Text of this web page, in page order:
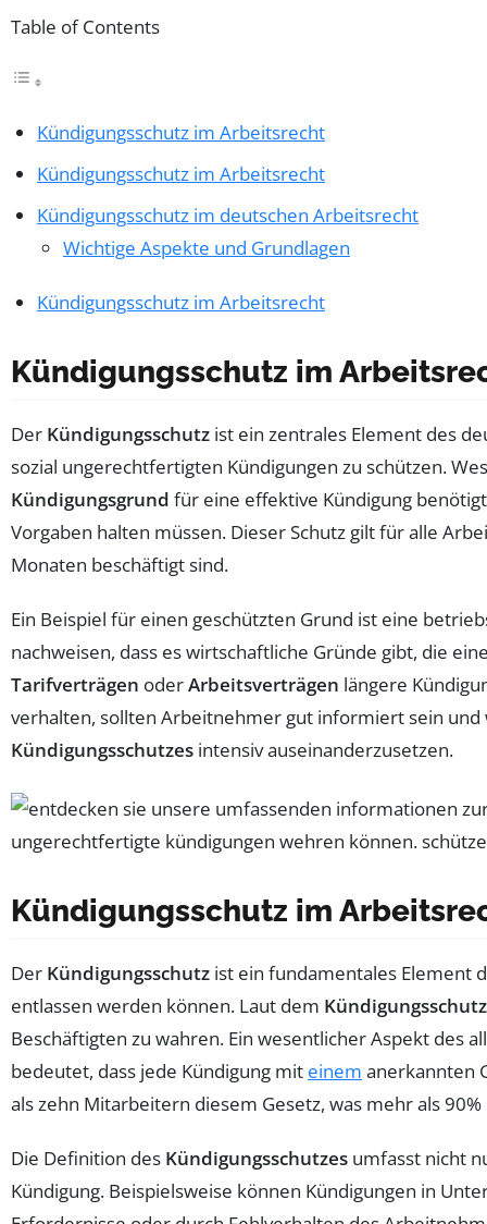
Table of Contents
Kündigungsschutz im Arbeitsrecht
Kündigungsschutz im Arbeitsrecht
Kündigungsschutz im deutschen Arbeitsrecht
Wichtige Aspekte und Grundlagen
Kündigungsschutz im Arbeitsrecht
Kündigungsschutz im
Der Kündigungsschutz ist ein zentrales Element des
sozial ungerechtfertigten Kündigungen zu schützen.
Kündigungsgrund für eine effektive Kündigung
Vorgaben halten müssen. Dieser Schutz gilt für alle
Monaten beschäftigt sind.
Ein Beispiel für einen geschützten Grund ist eine
nachweisen, dass es wirtschaftliche Gründe gibt, die
Tarifverträgen oderArbeitsverträgen längere
verhalten, sollten Arbeitnehmer gut informiert sein und
Kündigungsschutzes intensiv auseinanderzusetzen.
Kündigungsschutz im
Der Kündigungsschutz ist ein fundamentales Element
entlassen werden können. Laut dem
Beschäftigten zu wahren. Ein wesentlicher Aspekt des
bedeutet, dass jede Kündigung mit einem anerkannten
als zehn Mitarbeitern diesem Gesetz, was mehr als
Die Definition des Kündigungsschutzes umfasst nicht
Kündigung. Beispielsweise können Kündigungen in